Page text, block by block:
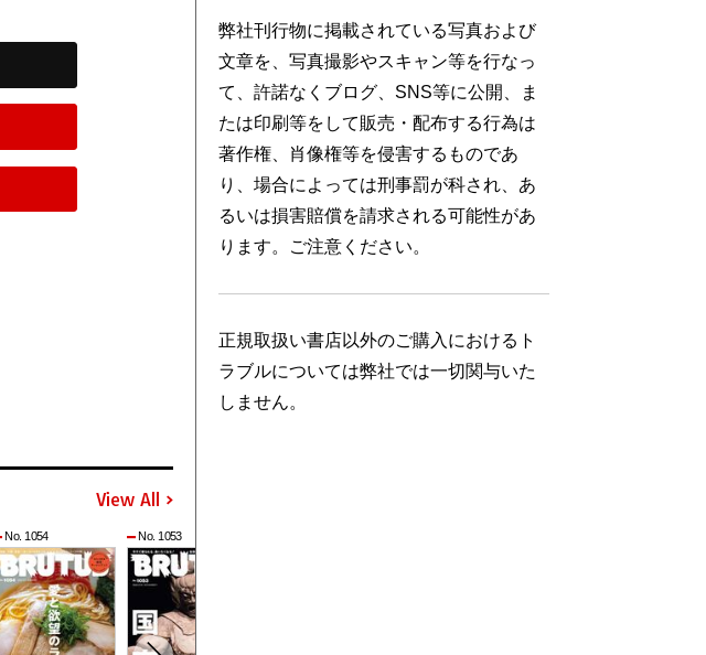
View All
No. 1054 No. 1053
弊社刊行物に掲載されている写真および
文章を、写真撮影やスキャン等を行なっ
て、許諾なくブログ、SNS等に公開、ま
たは印刷等をして販売・配布する行為は
著作権、肖像権等を侵害するものであ
り、場合によっては刑事罰が科され、あ
るいは損害賠償を請求される可能性があ
ります。ご注意ください。
正規取扱い書店以外のご購入におけるト
ラブルについては弊社では一切関与いた
しません。